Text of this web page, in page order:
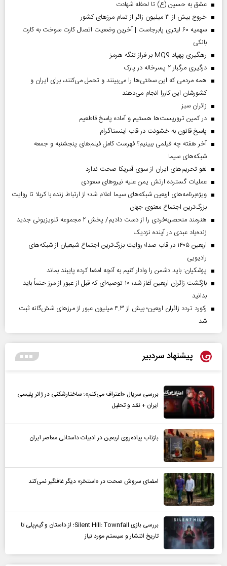
عشق به حسین (ع) تا لحظه شهادت
خروج بیش از ۳ میلیون زائر از تمام مرز‌های کشور
سهمیه ۶۰ لیتری پابرجاست | آخرین وضعیت اتصال کارت سوخت به کارت
بانکی
رهگیری پهپاد MQ9 بر فراز تنگه هرمز
درگیری مرگبار ۲ پسرخاله در پارک
همه مردمی که این سختی‌ها را می‌بینند و تحمل می‌کنند، برای ایران و
کشورشان این کاررا انجام می‌دهند
‌زائران سبز
در کمین تروریست‌ها هستیم و آماده پاسخ قاطعیم
پاسخ قانون به خشونت در قاب اینستاگرام
آخر هفته چه فیلمی ببینیم؟ فهرست کامل فیلم‌های پنجشنبه و جمعه
شبکه‌های سیما
لغو تحریم‌های ایران از سوی آمریکا صحت ندارد
عملیات گسترده ارتش یمن علیه نیروهای سعودی
ویژه‌برنامه‌های اربعین شبکه‌های سیما اعلام شد؛ از ارتباط زنده با کربلا تا روایت
بزرگ‌ترین اجتماع معنوی جهان
هنرمند منحصر‌به‌فردی را از دست دادیم/ پخش ۲ مجموعه تلویزیونی جدید
زنده‌یاد عبدی در آینده نزدیک
اربعین ۱۴۰۵ در قاب صدا؛ روایت بزرگ‌ترین اجتماع شیعیان از شبکه‌های
رادیویی
پزشکیان: باید دشمن را وادار کنیم به آنچه امضا کرده پایبند بماند
بازگشت زائران اربعین آغاز شد؛ ۱۰ توصیه‌ای که قبل از عبور از مرز حتماً باید
بدانید
رکورد تردد زائران اربعین؛ بیش از ۴.۳ میلیون عبور از مرزهای شش‌گانه ثبت
شد
پیشنهاد سردبیر
بررسی سریال «اعتراف می‌کنم»؛ ساختارشکنی در ژانر پلیسی
ایران + نقد و تحلیل
بازتاب پیاده‌روی اربعین در ادبیات داستانی معاصر ایران
امضای سروش صحت در «استخر» دیگر غافلگیر نمی‌کند
بررسی بازی Silent Hill: Townfall؛ از داستان و گیم‌پلی تا
تاریخ انتشار و سیستم مورد نیاز